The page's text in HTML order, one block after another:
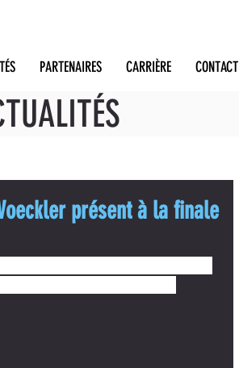
PARTENAIRES CARRIÈRE CONTACT
présent à la finale